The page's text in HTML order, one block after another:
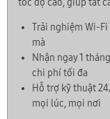
tốc độ cao, giúp tất
Trải nghiệm Wi-
mà
Nhận ngay 1
chi phí tối đa
Hỗ trợ kỹ thuật
mọi lúc, mọi nơi